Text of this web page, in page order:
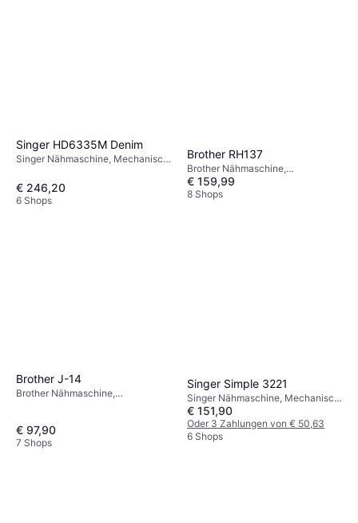
Singer HD6335M Denim
Singer Nähmaschine, Mechanisch,
Ziernaht
€ 246,20
6 Shops
Brother RH137
Brother Nähmaschine,
Mechanisch, 37 Stiche
€ 159,99
8 Shops
Brother J-14
Brother Nähmaschine,
€ 97,90
7 Shops
Singer Simple 3221
Singer Nähmaschine, Mechanisch,
40 Stiche
€ 151,90
Oder 3 Zahlungen von € 50,63
6 Shops